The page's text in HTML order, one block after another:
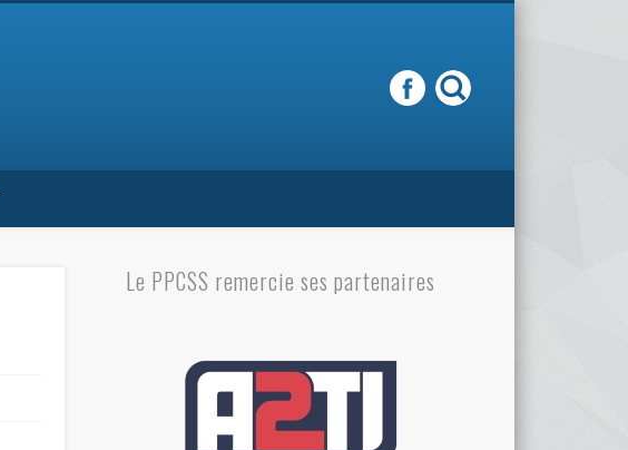
Le PPCSS remercie ses partenaires